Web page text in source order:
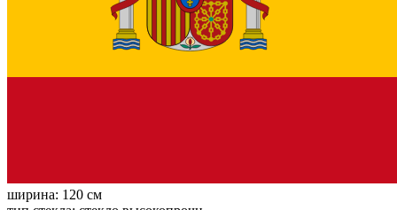
ширина: 120 см